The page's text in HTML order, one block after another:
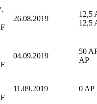
26.08.2019
12,5
12,5
04.09.2019
50
AP
11.09.2019 0 AP